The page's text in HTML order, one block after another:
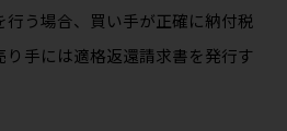
う場合、買い手が正確に納付税
手には適格返還請求書を発行す